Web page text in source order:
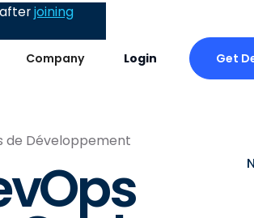
Company Login Get
joining
de Développement